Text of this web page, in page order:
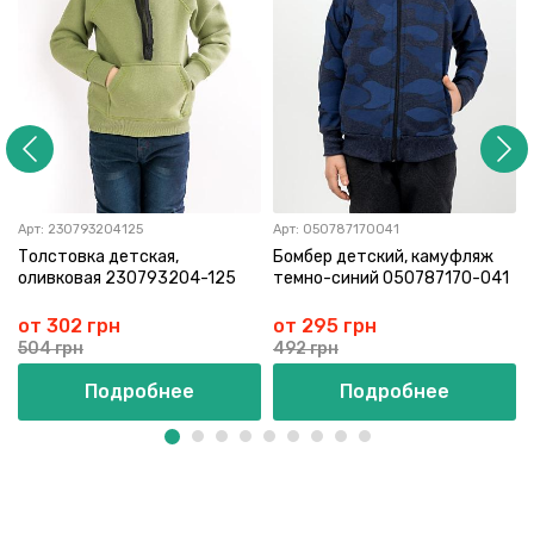
Арт: 230793204125
Толстовка детская,
оливковая 230793204-125
от 302 грн
504 грн
Подробнее
Арт: 050787170041
Бомбер детский, камуфляж
темно-синий 050787170-041
от 295 грн
492 грн
Подробнее